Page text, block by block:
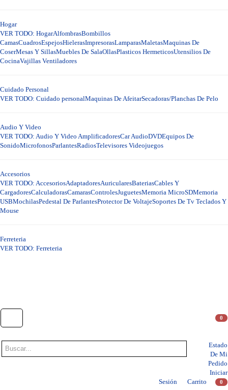
Hogar
VER TODO: HogarAlfombrasBombillos
CamasCuadrosEspejosHielerasImpresorasLamparasMaletasMaquinas De
CoserMesas Y SillasMuebles De SalaOllasPlasticos HermeticosUtensilios De
CocinaVajillas Ventiladores
Cuidado Personal
VER TODO: Cuidado personalMaquinas De AfeitarSecadoras/Planchas De Pelo
Audio Y Video
VER TODO: Audio Y Video AmplificadoresCar AudioDVDEquipos De
SonidoMicrofonosParlantesRadiosTelevisores Videojuegos
Accesorios
VER TODO: AccesoriosAdaptadoresAuricularesBateriasCables Y
CargadoresCalculadorasCamarasControlesJuguetesMemoria MicroSDMemoria
USBMochilasPedestal De ParlantesProtector De VoltajeSoportes De Tv Teclados Y
Mouse
Ferreteria
VER TODO: Ferreteria
0
Estado
De Mi
Pedido
Iniciar
Sesión
Carrito 0